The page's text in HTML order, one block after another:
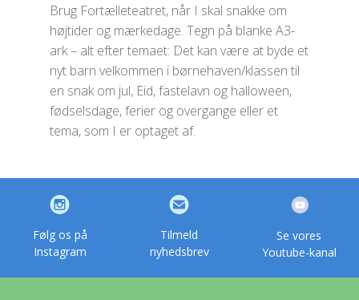
Brug Fortælleteatret, når I skal snakke om
højtider og mærkedage. Tegn på blanke A3-
ark – alt efter temaet: Det kan være at byde et
nyt barn velkommen i børnehaven/klassen til
en snak om jul, Eid, fastelavn og halloween,
fødselsdage, ferier og overgange eller et
tema, som I er optaget af.
Følg os på
Instagram
Tilmeld
nyhedsbrev
Se vores
Youtube-kanal